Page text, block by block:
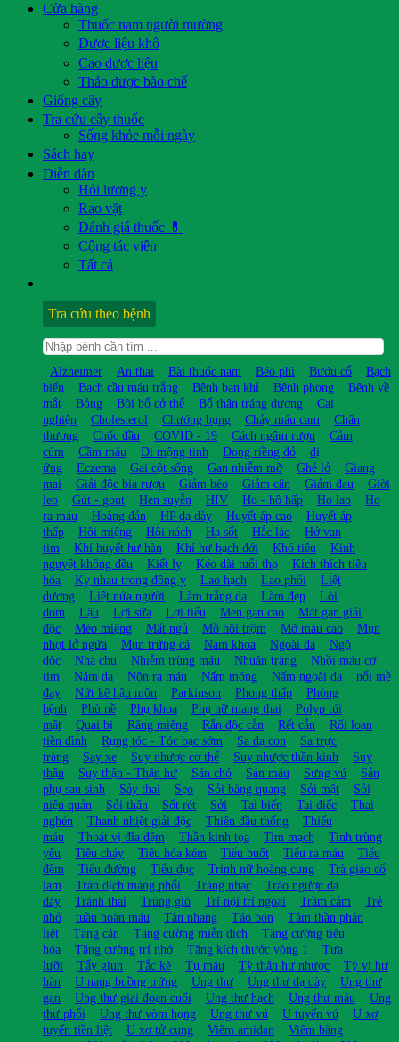
Cửa hàng
Thuốc nam người mường
Dược liệu khô
Cao dược liệu
Thảo dược bào chế
Giống cây
Tra cứu cây thuốc
Sống khỏe mỗi ngày
Sách hay
Diễn đàn
Hỏi lương y
Rao vặt
Đánh giá thuốc 💊
Cộng tác viên
Tất cả
Tra cứu theo bệnh
Alzheimer An thai Bài thuốc nam Béo phì Bướu cổ
Bạch
biến
Bạch cầu máu trắng Bệnh ban khỉ Bệnh phong
Bệnh về
mắt
Bỏng Bồi bổ cở thể Bổ thận tráng dương
Cai
nghiện
Cholesterol Chướng bụng Chảy máu cam
Chấn
thương
Chốc đầu COVID - 19 Cách ngâm rượu
Cảm
cúm
Cầm máu Di mộng tinh Dong riềng đỏ
dị
ứng
Eczema Gai cột sống Gan nhiễm mỡ Ghẻ lở
Giang
mai
Giải độc bia rượu Giảm béo Giảm cân Giảm đau
Giời
leo
Gút - gout Hen suyễn HIV Ho - hô hấp Ho lao
Ho
ra máu
Hoàng đản HP dạ dày Huyết áp cao
Huyết áp
thấp
Hôi miệng Hôi nách Hạ sốt Hắc lào
Hở van
tim
Khí huyết hư hàn Khí hư bạch đới Khó tiêu
Kinh
nguyệt không đều
Kiết lỵ Kéo dài tuổi thọ
Kích thích tiêu
hóa
Kỵ nhau trong đông y Lao hạch Lao phổi
Liệt
dương
Liệt nửa người Làm trắng da Làm đẹp
Lòi
dom
Lậu Lợi sữa Lợi tiểu Men gan cao
Mát gan giải
độc
Méo miệng Mất ngủ Mồ hôi trộm Mỡ máu cao
Mụn
nhọt lở ngứa
Mụn trứng cá Nam khoa Ngoài da
Ngộ
độc
Nha chu Nhiễm trùng máu Nhuận tràng
Nhồi máu cơ
tim
Nám da Nôn ra máu Nấm móng Nấm ngoài da
nổi mề
đay
Nứt kẽ hậu môn Parkinson Phong thấp
Phòng
bệnh
Phù nề Phụ khoa Phụ nữ mang thai
Polyp túi
mật
Quai bị Răng miệng Rắn độc cắn Rết cắn
Rối loạn
tiền đình
Rụng tóc - Tóc bạc sớm Sa dạ con
Sa trực
tràng
Say xe Suy nhược cơ thể Suy nhược thần kinh
Suy
thận
Suy thận - Thận hư Sán chó Sán máu Sưng vú
Sản
phụ sau sinh
Sảy thai Sẹo Sỏi bàng quang Sỏi mật
Sỏi
niệu quản
Sỏi thận Sốt rét Sởi Tai biến Tai điếc
Thai
nghén
Thanh nhiệt giải độc Thiên đầu thống
Thiếu
máu
Thoát vị đĩa đệm Thần kinh tọa Tim mạch
Tinh trùng
yếu
Tiêu chảy Tiêu hóa kém Tiểu buốt Tiểu ra máu
Tiểu
đêm
Tiểu đường Tiểu đục Trinh nữ hoàng cung
Trà giảo cổ
lam
Tràn dịch màng phổi Tràng nhạc
Trào ngược dạ
dày
Tránh thai Trúng gió Trĩ nội trĩ ngoại Trầm cảm
Trẻ
nhỏ
tuần hoàn máu Tàn nhang Táo bón
Tâm thần phân
liệt
Tăng cân Tăng cường miễn dịch
Tăng cường tiêu
hóa
Tăng cường trí nhớ Tăng kích thước vòng 1
Tưa
lưỡi
Tẩy giun Tắc kè Tụ máu Tỳ thận hư nhược
Tỳ vị hư
hàn
U nang buồng trứng Ung thư Ung thư dạ dày
Ung thư
gan
Ung thư giai đoạn cuối Ung thư hạch Ung thư máu
Ung
thư phổi
Ung thư vòm họng Ung thư vú U tuyến vú
U xơ
tuyến tiền liệt
U xơ tử cung Viêm amidan
Viêm bàng